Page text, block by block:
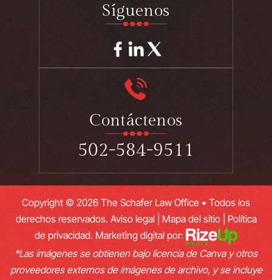
Síguenos
Contáctenos
502-584-9511
Copyright © 2026 The Schafer Law Office • Todos los
derechos reservados. Aviso legal| Mapa del sitio| Política
de privacidad. Marketing digital por:
*Las imágenes se obtienen bajo licencia de Canva y otros
proveedores externos de imágenes de archivo, y se incluye